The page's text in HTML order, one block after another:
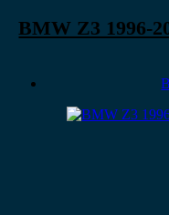
BMW Z3 1996-